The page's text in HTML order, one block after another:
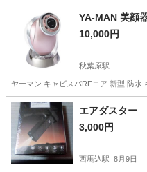
品川区 キ
YA-MAN 美顔
10,000円
秋葉原駅
ヤーマン キャビスパRFコア 新型 防
東京 千代田区 秋葉原駅
エアダスター
3,000円
西馬込駅 8月9日